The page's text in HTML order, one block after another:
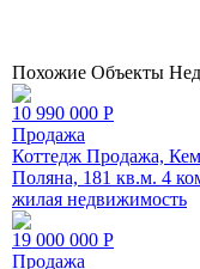
Похожие Объекты
10 990 000 Р
Продажа
Коттедж Продажа,
Поляна, 181 кв.м. 4
жилая недвижимость
19 000 000 Р
Продажа